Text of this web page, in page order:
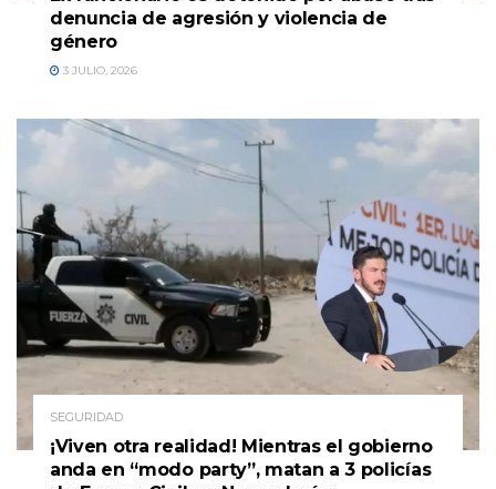
denuncia de agresión y violencia de
género
3 JULIO, 2026
SEGURIDAD
¡Viven otra realidad! Mientras el gobierno
anda en “modo party”, matan a 3 policías